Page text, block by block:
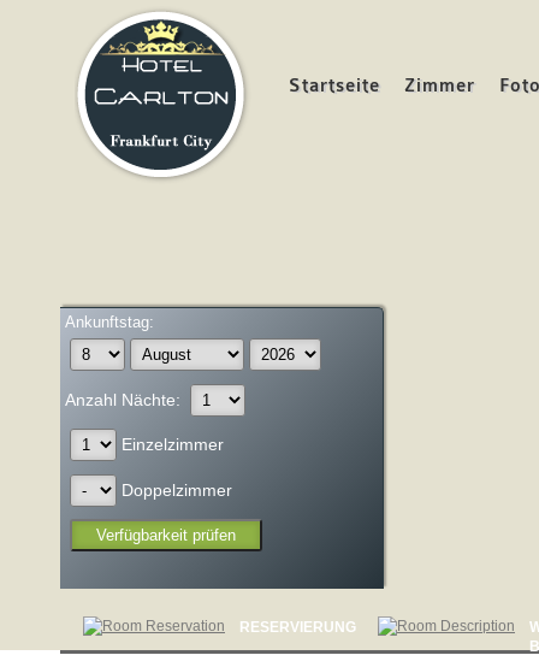
Startseite Zimmer
Ankunftstag:
Anzahl Nächte:
Einzelzimmer
Doppelzimmer
RESERVIERUNG